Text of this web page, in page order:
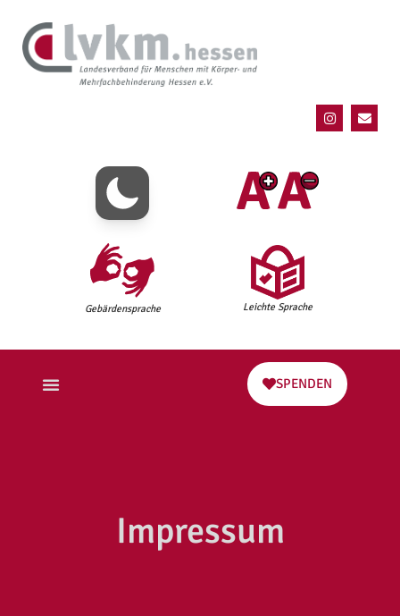
Gebärdensprache Leichte Sprache
SPENDEN
Impressum